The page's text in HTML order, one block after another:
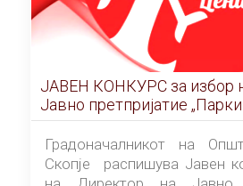
ЈАВЕН КОНКУРС за избор на Директор на
Јавно претпријатие „Паркинзи на Општина
Центар“ – Скопје
Градоначалникот на
Скопје распишува Јавен